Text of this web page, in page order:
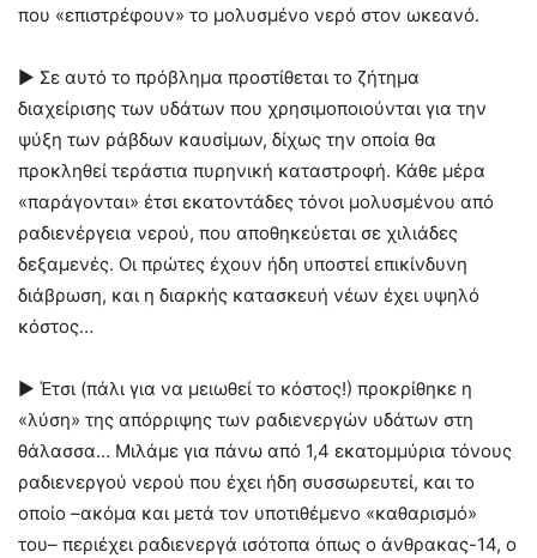
που «επιστρέφουν» το μολυσμένο νερό στον ωκεανό.
► Σε αυτό το πρόβλημα προστίθεται το ζήτημα
διαχείρισης των υδάτων που χρησιμοποιούνται για την
ψύξη των ράβδων καυσίμων, δίχως την οποία θα
προκληθεί τεράστια πυρηνική καταστροφή. Κάθε μέρα
«παράγονται» έτσι εκατοντάδες τόνοι μολυσμένου από
ραδιενέργεια νερού, που αποθηκεύεται σε χιλιάδες
δεξαμενές. Οι πρώτες έχουν ήδη υποστεί επικίνδυνη
διάβρωση, και η διαρκής κατασκευή νέων έχει υψηλό
κόστος…
► Έτσι (πάλι για να μειωθεί το κόστος!) προκρίθηκε η
«λύση» της απόρριψης των ραδιενεργών υδάτων στη
θάλασσα… Μιλάμε για πάνω από 1,4 εκατομμύρια τόνους
ραδιενεργού νερού που έχει ήδη συσσωρευτεί, και το
οποίο –ακόμα και μετά τον υποτιθέμενο «καθαρισμό»
του– περιέχει ραδιενεργά ισότοπα όπως ο άνθρακας-14, ο